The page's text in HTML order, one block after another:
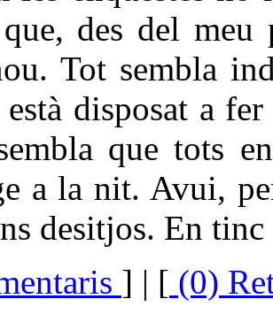
des del
Tot sembla
disposat a
que tots
a la nit. Avui,
desitjos. En
] | [ (0)